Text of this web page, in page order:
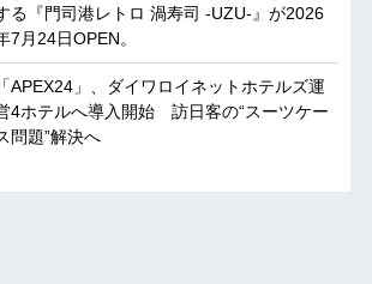
る『門司港レトロ 渦寿司 -UZU-』が2026
7月24日OPEN。
「APEX24」、ダイワロイネットホテルズ運
4ホテルへ導入開始 訪日客の“スーツケー
問題”解決へ